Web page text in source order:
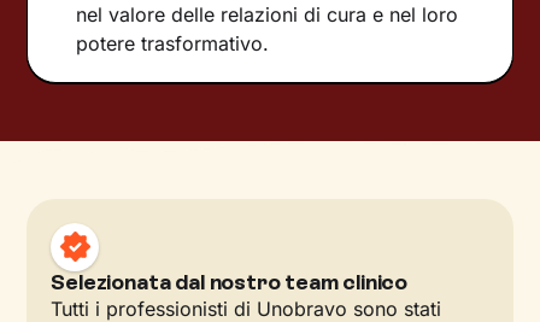
nel valore delle relazioni di cura e nel loro
potere trasformativo.
Selezionata dal nostro team clinico
Tutti i professionisti di Unobravo sono stati